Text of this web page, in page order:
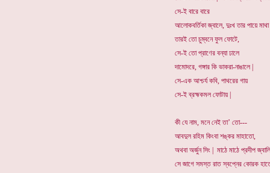
সে-ই বারে বারে
আলোকবর্তিকা জ্বালে, দুঃখ তার পায়ে
তারই তো চুম্বনে ফুল ফোটে,
সে-ই তো প্রাণের বন্যা ঢালে
দামোদরে, গঙ্গার কি ভাকরা-নাঙালে |
সে-এক আশ্চর্য কবি, পাথরের গায়
সে-ই ব্রহ্মকমল ফোটায় |
কী যে নাম, মনে নেই তা’ তো---
আবদুল রহিম কিংবা শঙ্কর মাহাতো,
অথবা অর্জুন সিং | মাঠে মাঠে প্রদীপ
সে জাগে সমস্ত রাত স্বপ্নের কোরক